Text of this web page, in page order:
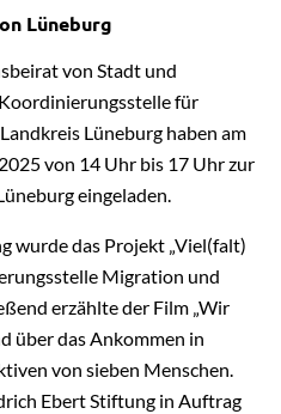
Lüneburg
von Stadt und
für
Lüneburg haben am
von 14 Uhr bis 17 Uhr zur
eingeladen.
wurde das Projekt „Viel(falt)
Migration und
erzählte der Film „Wir
über das Ankommen in
von sieben Menschen.
Ebert Stiftung in Auftrag